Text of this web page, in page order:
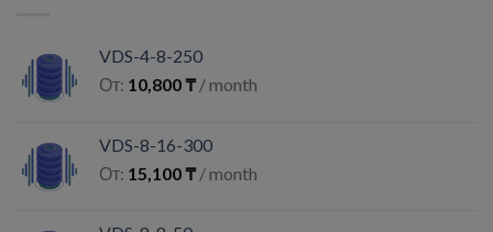
VDS-4-8-250
От: 10,800₸ / month
VDS-8-16-300
От: 15,100₸ / month